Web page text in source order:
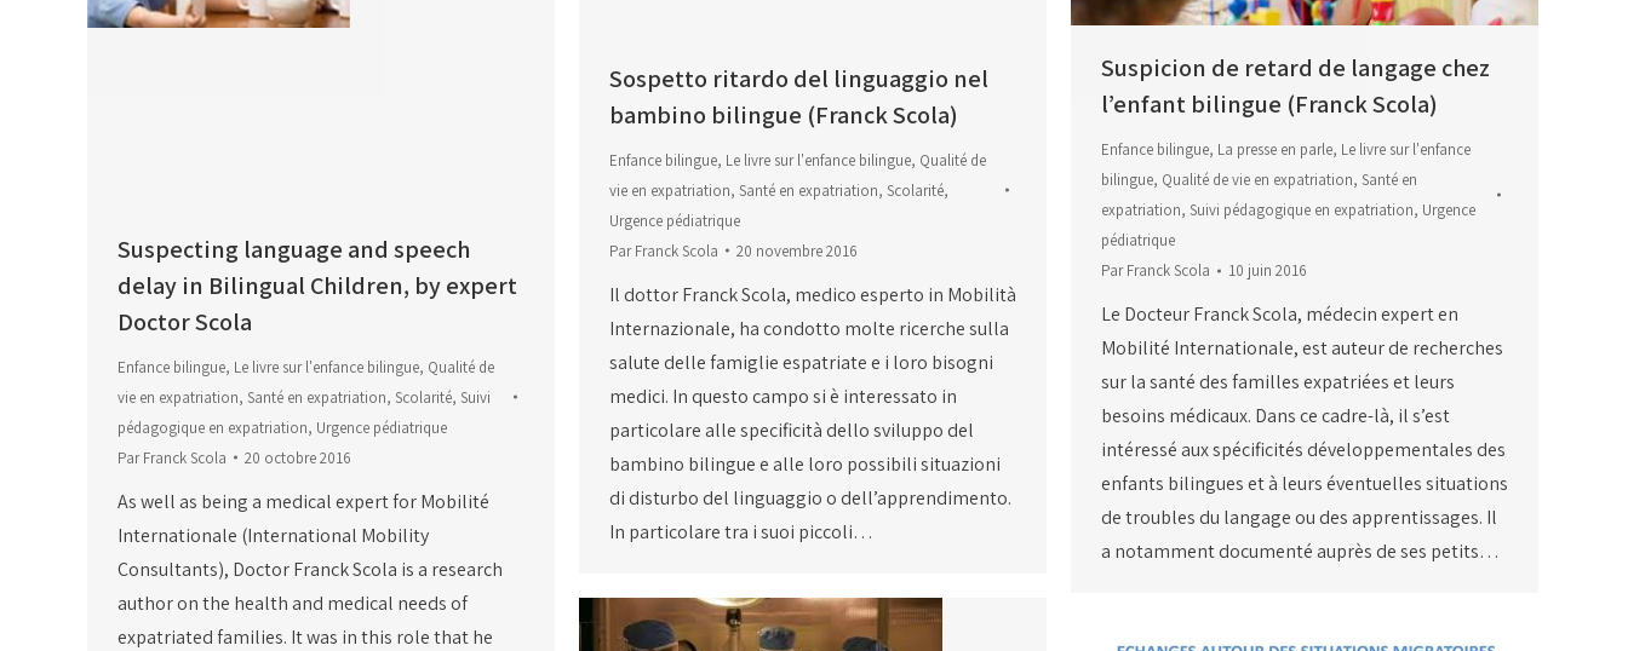
Sospetto ritardo del linguaggio nel
bambino bilingue (Franck Scola)
Enfance bilingue, Le livre sur l'enfance bilingue, Qualité de
vie en expatriation, Santé en expatriation, Scolarité,
Urgence pédiatrique
ParFranck Scola 20 novembre 2016
Il dottor Franck Scola, medico esperto in Mobilità
Internazionale, ha condotto molte ricerche sulla
salute delle famiglie espatriate e i loro bisogni
medici. In questo campo si è interessato in
particolare alle specificità dello sviluppo del
bambino bilingue e alle loro possibili situazioni
di disturbo del linguaggio o dell’apprendimento.
In particolare tra i suoi piccoli…
Suspecting language and speech
delay in Bilingual Children, by expert
Doctor Scola
Enfance bilingue, Le livre sur l'enfance bilingue, Qualité de
vie en expatriation, Santé en expatriation, Scolarité, Suivi
pédagogique en expatriation, Urgence pédiatrique
ParFranck Scola 20 octobre 2016
As well as being a medical expert for Mobilité
Internationale (International Mobility
Consultants), Doctor Franck Scola is a research
author on the health and medical needs of
expatriated families. It was in this role that he
Suspicion de retard de langage chez
l’enfant bilingue (Franck Scola)
Enfance bilingue, La presse en parle, Le livre sur l'enfance
bilingue, Qualité de vie en expatriation, Santé en
expatriation, Suivi pédagogique en expatriation, Urgence
pédiatrique
ParFranck Scola 10 juin 2016
Le Docteur Franck Scola, médecin expert en
Mobilité Internationale, est auteur de recherches
sur la santé des familles expatriées et leurs
besoins médicaux. Dans ce cadre-là, il s’est
intéressé aux spécificités développementales des
enfants bilingues et à leurs éventuelles situations
de troubles du langage ou des apprentissages. Il
a notamment documenté auprès de ses petits…